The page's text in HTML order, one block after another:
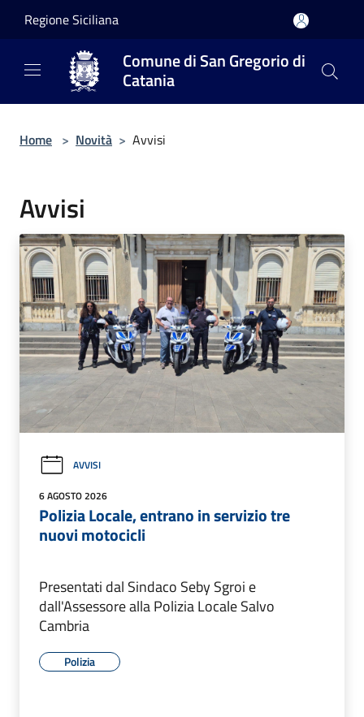
Regione Siciliana
Comune di San Gregorio di
Catania
Home > Novità > Avvisi
Avvisi
AVVISI
6 AGOSTO 2026
Polizia Locale, entrano in servizio tre
nuovi motocicli
Presentati dal Sindaco Seby Sgroi e
dall'Assessore alla Polizia Locale Salvo
Cambria
Polizia